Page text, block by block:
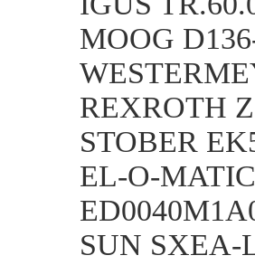
MOOG
REXROTH
STOBER
EL-O-
SUN SXEA-